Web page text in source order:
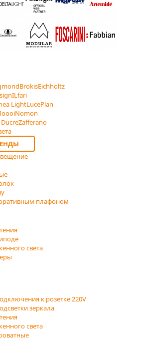
BrokisEichholtz
ILfari
LightLucePlan
Nomon
Zafferano
плафоном
света
к розетке 220V
зеркала
света